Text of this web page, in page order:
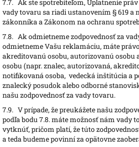
7.7. Ak ste spotrebiteľom, Uplatnenie
vady tovaru sa riadi ustanovením § 619 a
zákonníka a Zákonom na ochranu
7.8. Ak odmietneme zodpovednosť za
odmietneme Vašu reklamáciu, máte
akreditovanú osobu, autorizovanú osobu
osobu (napr. znalec, autorizovaná,
notifikovaná osoba, vedecká inštitúcia a
znalecký posudok alebo odborné
našu zodpovednosť za vady tovaru.
7.9. V prípade, že preukážete našu
podľa bodu 7.8. máte možnosť nám vady
vytknúť, pričom platí, že túto
a teda budeme povinní za opätovne